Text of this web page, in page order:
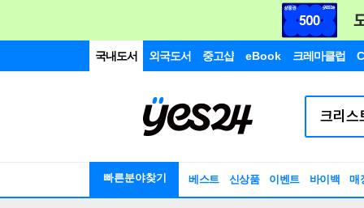
국내도서 외국도서 중고샵 eBook 크레마클럽
빠른분야찾기 베스트 신상품 이벤트 바이백 매